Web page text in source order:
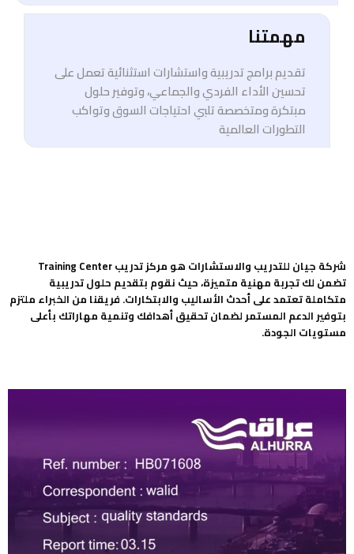
مهمتنا
تقديم برامج تدريبية واستشارات استثنائية تعمل على
تحسين الأداء الفردي والجماعي، وتوفير حلول
مبتكرة ومتخصصة تلبي احتياجات السوق وتواكب
التطورات العالمية
شركة جيان للتدريب والاستشارات هو مركز تدريب Training Center
تضمن لك تجربة مهنية متميزة، حيث نقوم بتقديم حلول تدريبية
متكاملة تعتمد على أحدث الأساليب والابتكارات. فريقنا من الخبراء ملتزم
بتوفير الدعم المستمر لضمان تحقيق أهدافك وتنمية مهاراتك بأعلى
مستويات الجودة.